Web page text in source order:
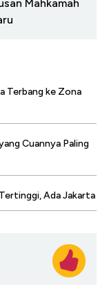
Mahkamah
Terbang ke Zona
Cuannya Paling
Ada Jakarta